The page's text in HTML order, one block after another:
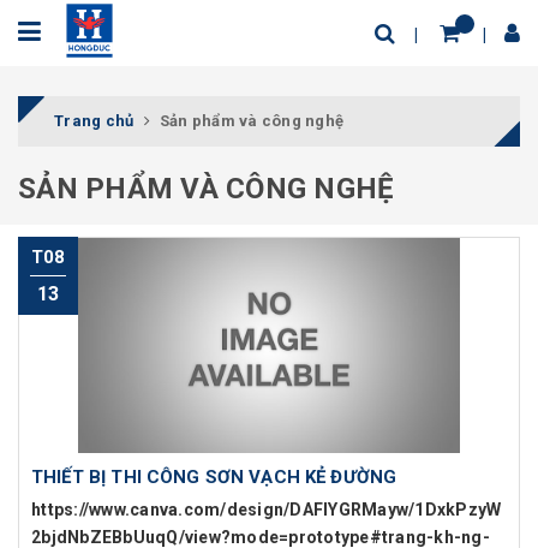
Trang chủ Sản phẩm và công nghệ
SẢN PHẨM VÀ CÔNG NGHỆ
T08
13
THIẾT BỊ THI CÔNG SƠN VẠCH KẺ ĐƯỜNG
https://www.canva.com/design/DAFIYGRMayw/1DxkPzyW
2bjdNbZEBbUuqQ/view?mode=prototype#trang-kh-ng-